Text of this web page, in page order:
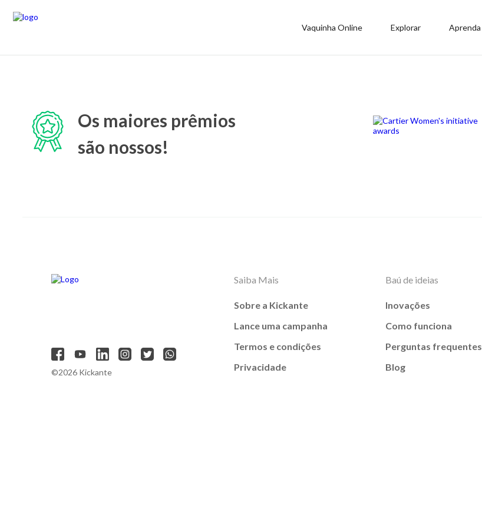
Vaquinha Online Explorar Aprenda
Os maiores prêmios
são nossos!
©2026 Kickante
Saiba Mais
Sobre a Kickante
Lance uma campanha
Termos e condições
Privacidade
Baú de ideias
Inovações
Como funciona
Perguntas frequentes
Blog